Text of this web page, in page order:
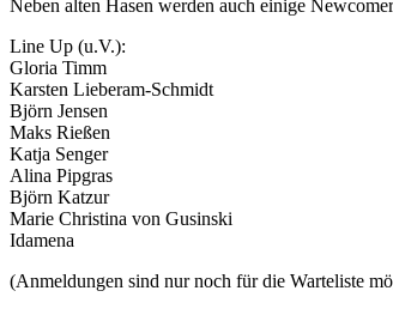
Neben alten Hasen werden auch einige
Line Up (u.V.):
Gloria Timm
Karsten Lieberam-Schmidt
Björn Jensen
Maks Rießen
Katja Senger
Alina Pipgras
Björn Katzur
Marie Christina von Gusinski
Idamena
(Anmeldungen sind nur noch für die Warteliste